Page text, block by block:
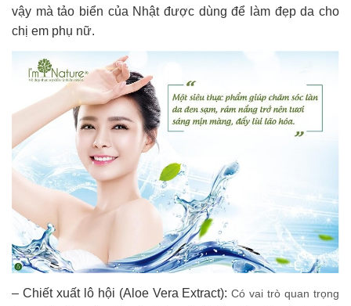
vậy mà tảo biển của Nhật được dùng để làm đẹp da cho
chị em phụ nữ.
– Chiết xuất lô hội (Aloe Vera Extract):Có vai trò quan trọng